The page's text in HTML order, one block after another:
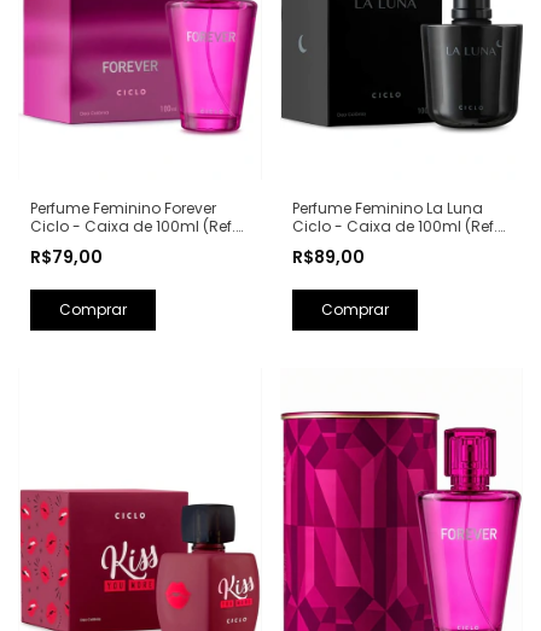
Perfume Feminino Forever
Ciclo - Caixa de 100ml (Ref.
Spears)
R$79,00
Perfume Feminino La Luna
Ciclo - Caixa de 100ml (Ref.
Lancôme)
R$89,00